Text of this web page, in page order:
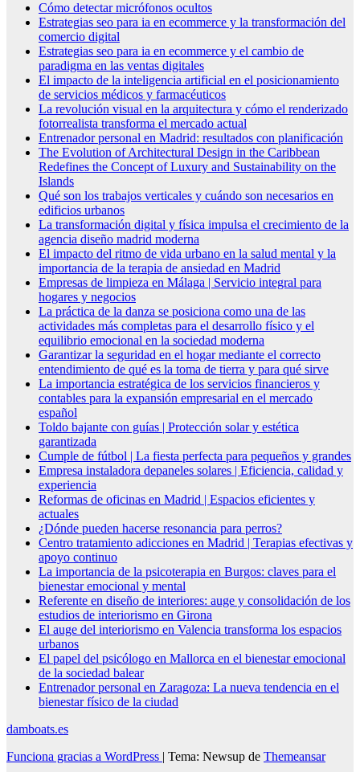
Cómo detectar micrófonos ocultos
Estrategias seo para ia en ecommerce y la transformación del
comercio digital
Estrategias seo para ia en ecommerce y el cambio de
paradigma en las ventas digitales
El impacto de la inteligencia artificial en el posicionamiento
de servicios médicos y farmacéuticos
La revolución visual en la arquitectura y cómo el renderizado
fotorrealista transforma el mercado actual
Entrenador personal en Madrid: resultados con planificación
The Evolution of Architectural Design in the Caribbean
Redefines the Concept of Luxury and Sustainability on the
Islands
Qué son los trabajos verticales y cuándo son necesarios en
edificios urbanos
La transformación digital y física impulsa el crecimiento de la
agencia diseño madrid moderna
El impacto del ritmo de vida urbano en la salud mental y la
importancia de la terapia de ansiedad en Madrid
Empresas de limpieza en Málaga | Servicio integral para
hogares y negocios
La práctica de la danza se posiciona como una de las
actividades más completas para el desarrollo físico y el
equilibrio emocional en la sociedad moderna
Garantizar la seguridad en el hogar mediante el correcto
entendimiento de qué es la toma de tierra y para qué sirve
La importancia estratégica de los servicios financieros y
contables para la expansión empresarial en el mercado
español
Toldo bajante con guías | Protección solar y estética
garantizada
Cumple de fútbol | La fiesta perfecta para pequeños y grandes
Empresa instaladora depaneles solares | Eficiencia, calidad y
experiencia
Reformas de oficinas en Madrid | Espacios eficientes y
actuales
¿Dónde pueden hacerse resonancia para perros?
Centro tratamiento adicciones en Madrid | Terapias efectivas y
apoyo continuo
La importancia de la psicoterapia en Burgos: claves para el
bienestar emocional y mental
Referente en diseño de interiores: auge y consolidación de los
estudios de interiorismo en Girona
El auge del interiorismo en Valencia transforma los espacios
urbanos
El papel del psicólogo en Mallorca en el bienestar emocional
de la sociedad balear
Entrenador personal en Zaragoza: La nueva tendencia en el
bienestar físico de la ciudad
damboats.es
Funciona gracias a WordPress | Tema: Newsup de Themeansar